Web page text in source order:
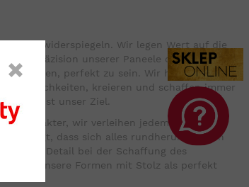
Marke widerspiegeln. Wir legen Wert auf die
die Präzision unserer Paneele optimal
kreieren, perfekt zu sein. Wir halten nicht
Möglichkeiten, kreieren und schaffen immer
- das ist unser Ziel.
Charakter, wir verleihen jedem Raum den
sorgt, dass sich alles rundherum ändern
Jedes Detail bei der Schaffung des
wir unsere Formen mit Stolz als perfekt